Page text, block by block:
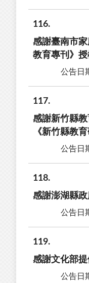
116
感謝臺南市
教育專刊》
公告日
117
感謝新竹縣
《新竹縣教
公告日
118
感謝澎湖縣
公告日
119
感謝文化部
公告日